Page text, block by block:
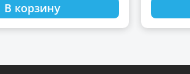
В корзину